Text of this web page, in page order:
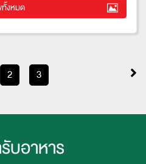
งหมด
2 3
บอาหาร